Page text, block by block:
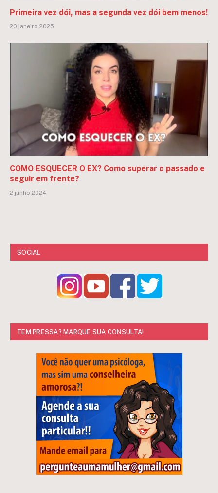
Primeira vez dói, mas a segunda vez dói bem menos!
20 janeiro 2025
COMO ESQUECER O EX? Como superar o passado e
seguir em frente?
2 junho 2024
SOCIAL
TEM PRESSA? MARQUE SUA CONSULTA!